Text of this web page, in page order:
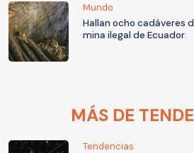
Mundo
Hallan ocho cadáveres
mina ilegal de Ecuador
MÁS DE
Tendencias